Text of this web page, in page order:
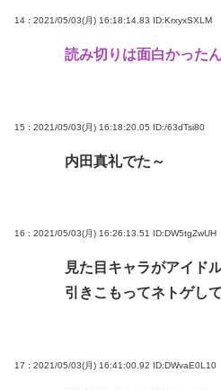
14 : 2021/05/03(月) 16:18:14.83 ID:KrxyxSXLM
読み切りは面白かった
15 : 2021/05/03(月) 16:18:20.05 ID:/63dTsi80
内田真礼でた～
16 : 2021/05/03(月) 16:26:13.51 ID:DW5tgZwUH
見た目キャラがアイド
引きこもってネトゲし
17 : 2021/05/03(月) 16:41:00.92 ID:DWvaE0L10